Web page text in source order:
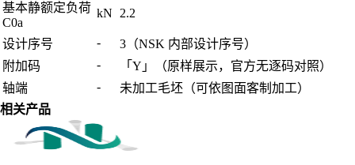
基本静额定负荷
C0a
kN 2.2
设计序号 -
3（NSK 内部设计序号）
附加码
-
「Y」（原样展示，官方无逐码对照）
轴端
-
未加工毛坯（可依图面客制加工）
相关产品